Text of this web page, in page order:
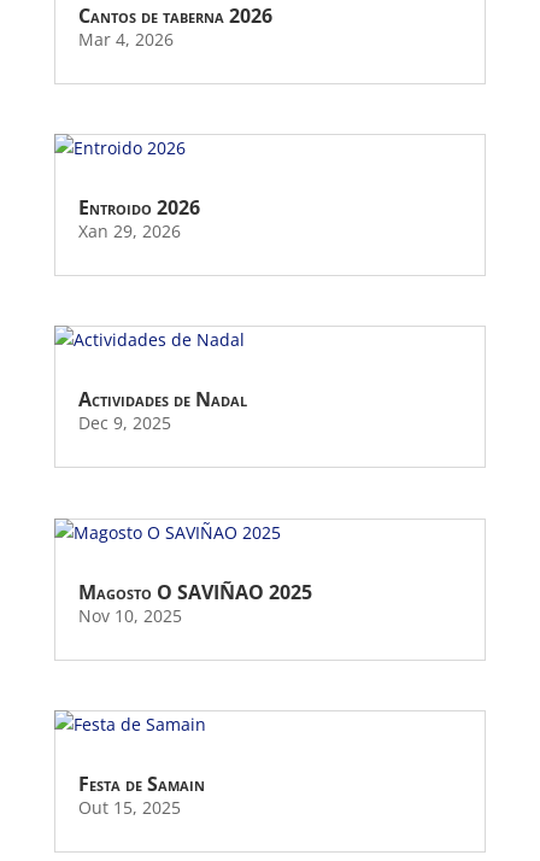
Cantos de taberna 2026
Mar 4, 2026
Entroido 2026
Xan 29, 2026
Actividades de Nadal
Dec 9, 2025
Magosto O SAVIÑAO 2025
Nov 10, 2025
Festa de Samain
Out 15, 2025